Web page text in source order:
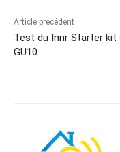
Article précédent
Test du Innr Starter kit
GU10